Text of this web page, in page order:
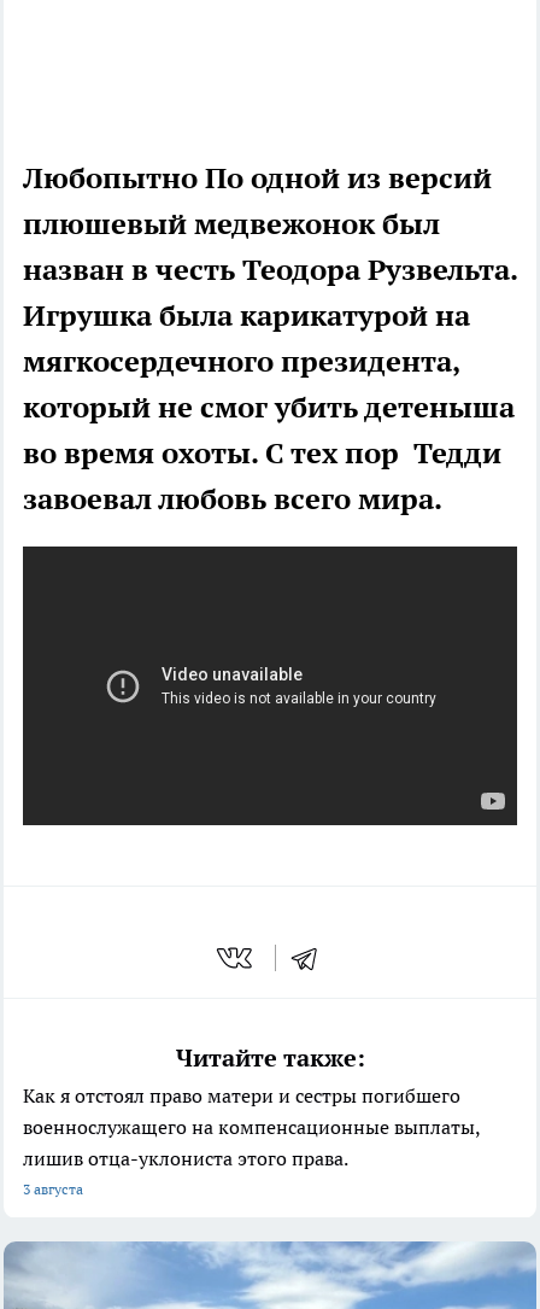
ЛюбопытноПо одной из версий
плюшевый медвежонок был
назван в честь Теодора Рузвельта.
Игрушка была карикатурой на
мягкосердечного президента,
который не смог убить детеныша
во время охоты. С тех пор Тедди
завоевал любовь всего мира.
Читайте также:
Как я отстоял право матери и сестры погибшего
военнослужащего на компенсационные выплаты,
лишив отца-уклониста этого права.
3 августа